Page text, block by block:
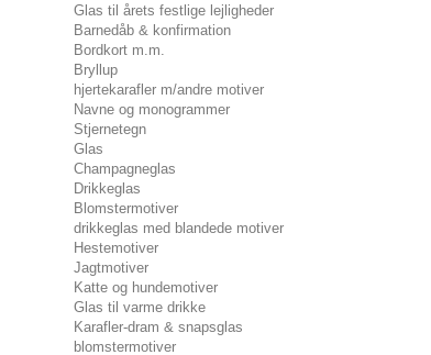
Glas til årets festlige lejligheder
Barnedåb & konfirmation
Bordkort m.m.
Bryllup
hjertekarafler m/andre motiver
Navne og monogrammer
Stjernetegn
Glas
Champagneglas
Drikkeglas
Blomstermotiver
drikkeglas med blandede motiver
Hestemotiver
Jagtmotiver
Katte og hundemotiver
Glas til varme drikke
Karafler-dram & snapsglas
blomstermotiver